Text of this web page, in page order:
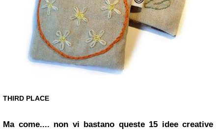
THIRD PLACE
Ma come.... non vi bastano queste 15 idee creative